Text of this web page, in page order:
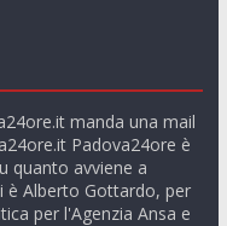
manda una mail
Padova24ore è
quanto avviene a
è Alberto Gottardo, per
per l'Agenzia Ansa e